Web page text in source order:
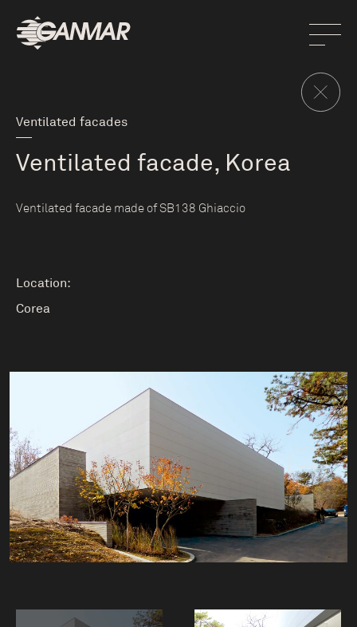
Ventilated facades
Ventilated facade, Korea
Ventilated facade made of SB138 Ghiaccio
Location:
Corea